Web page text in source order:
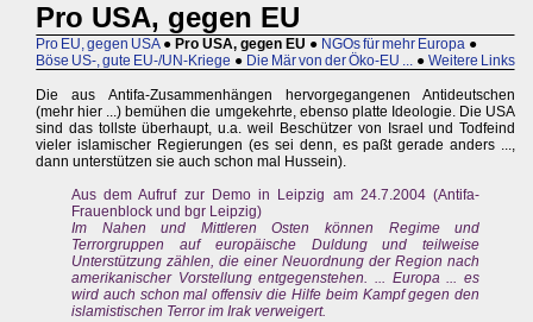
Pro USA, gegen EU
Pro EU, gegen USA ● Pro USA, gegen EU ● NGOs für mehr Europa ●
Böse US-, gute EU-/UN-Kriege ● Die Mär von der Öko-EU ... ● Weitere Links
Die aus Antifa-Zusammenhängen hervorgegangenen Antideutschen
(mehr hier ...) bemühen die umgekehrte, ebenso platte Ideologie. Die USA
sind das tollste überhaupt, u.a. weil Beschützer von Israel und Todfeind
vieler islamischer Regierungen (es sei denn, es paßt gerade anders ...,
dann unterstützen sie auch schon mal Hussein).
Aus dem Aufruf zur Demo in Leipzig am 24.7.2004 (Antifa-
Frauenblock und bgr Leipzig)
Im Nahen und Mittleren Osten können Regime und
Terrorgruppen auf europäische Duldung und teilweise
Unterstützung zählen, die einer Neuordnung der Region nach
amerikanischer Vorstellung entgegenstehen. ... Europa ... es
wird auch schon mal offensiv die Hilfe beim Kampf gegen den
islamistischen Terror im Irak verweigert.